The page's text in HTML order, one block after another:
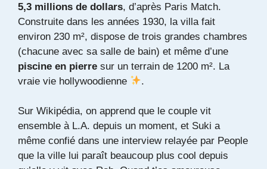
5,3 millions de dollars, d’après Paris Match.
Construite dans les années 1930, la villa fait
environ 230 m², dispose de trois grandes chambres
(chacune avec sa salle de bain) et même d’une
piscine en pierre sur un terrain de 1200 m². La
vraie vie hollywoodienne
.
Sur Wikipédia, on apprend que le couple vit
ensemble à L.A. depuis un moment, et Suki a
même confié dans une interview relayée par People
que la ville lui paraît beaucoup plus cool depuis